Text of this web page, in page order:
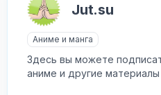
Как добавить бота?
Jut.su
Аниме и манга
Здесь вы можете
аниме и другие